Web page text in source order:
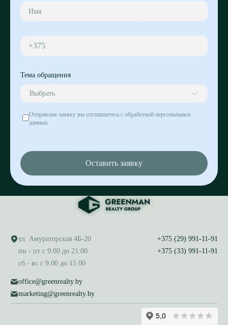
+375
Тема обращения
Выбрать
Отправляя заявку вы соглашаетесь с обработкой персональных
данных
Оставить заявку
ул. Амураторская 4Б-20
пн - пт с 9:00 до 21:00
сб - вс с 9.00 до 15.00
office@greenrealty.by
marketing@greenrealty.by
+375 (29) 991-11-91
+375 (33) 991-11-91